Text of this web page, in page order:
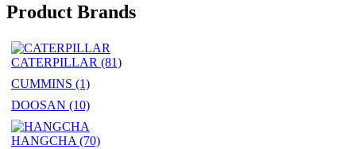
Product Brands
CATERPILLAR (81)
CUMMINS (1)
DOOSAN (10)
HANGCHA (70)